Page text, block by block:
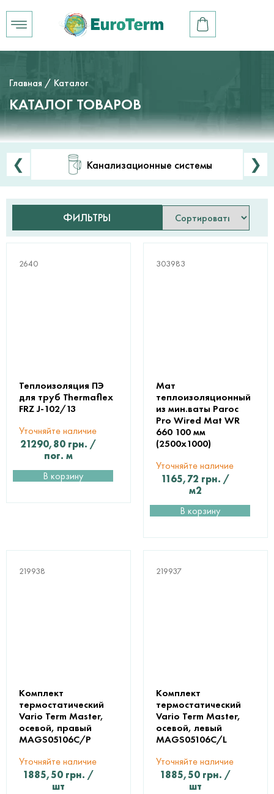
Главная / Каталог
КАТАЛОГ ТОВАРОВ
❮ Канализационные системы ❯
ФИЛЬТРЫ
2640
Теплоизоляция ПЭ
для труб Thermaflex
FRZ J-102/13
Уточняйте наличие
21290,80 грн. /
пог. м
В корзину
303983
Мат
теплоизоляционный
из мин.ваты Paroc
Pro Wired Mat WR
660 100 мм
(2500х1000)
Уточняйте наличие
1165,72 грн. /
м2
В корзину
219938
Комплект
термостатический
Vario Term Master,
осевой, правый
MAGS05106C/P
Уточняйте наличие
1885,50 грн. /
шт
219937
Комплект
термостатический
Vario Term Master,
осевой, левый
MAGS05106C/L
Уточняйте наличие
1885,50 грн. /
шт